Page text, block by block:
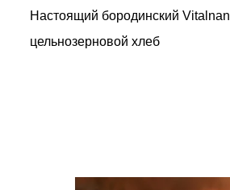
Настоящий бородинский Vitalnan
цельнозерновой хлеб